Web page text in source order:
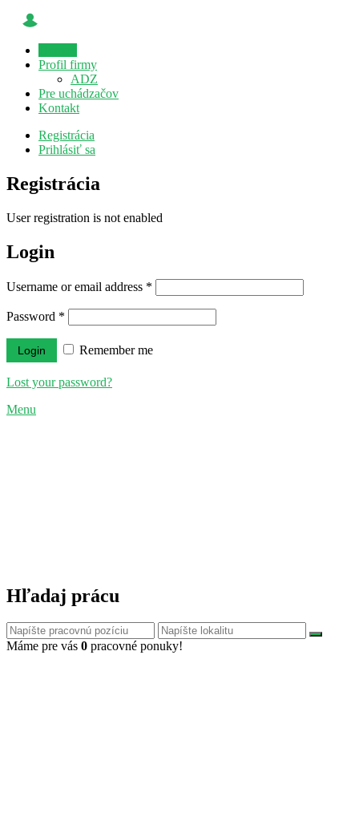
Profil firmy
ADZ
Pre uchádzačov
Kontakt
Registrácia
Prihlásiť sa
Registrácia
User registration is not enabled
Login
Username or email address *
Password *
Remember me
Lost your password?
Menu
Hľadaj prácu
Máme pre vás 0 pracovné ponuky!